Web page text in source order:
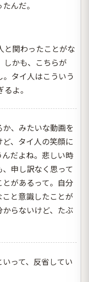
んだ。
と関わったことがな
しかも、こちらが
。タイ人はこういう
よ。
、みたいな動画を
、タイ人の笑顔に
だよね。悲しい時
申し訳なく思って
があるって。自分
と意識したことが
らないけど、たぶ
って、反省してい